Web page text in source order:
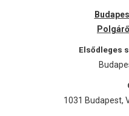
Elsődleges
1031 Budapest,